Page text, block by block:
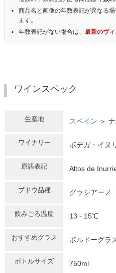
商品名と画像の年数表記が異なる場
ます。
年数表記がない場合は、 最新のヴ
ワインスペック
生産地 スペイン ＞
ワイナリー ボデガ・イヌ
原語表記 Altos de
ブドウ品種 グラシアーノ
飲みごろ温度 13 - 15℃
おすすめグラス ボルドーグラ
ボトルサイズ 750ml